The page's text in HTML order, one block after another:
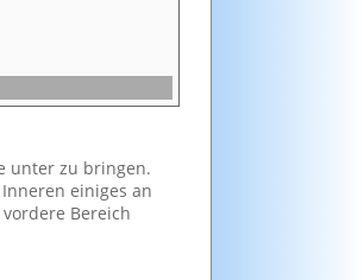
unter zu bringen.
einiges an
Bereich